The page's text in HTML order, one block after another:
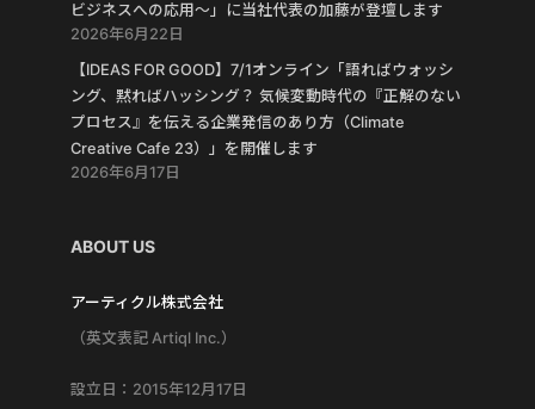
ビジネスへの応用〜」に当社代表の加藤が登壇します
2026年6月22日
【IDEAS FOR GOOD】7/1オンライン「語ればウォッシ
ング、黙ればハッシング？ 気候変動時代の『正解のない
プロセス』を伝える企業発信のあり方（Climate
Creative Cafe 23）」を開催します
2026年6月17日
ABOUT US
アーティクル株式会社
（英文表記 Artiql Inc.）
設立日：2015年12月17日